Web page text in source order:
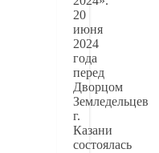
20
июня
2024
года
перед
Дворцом
Земледельцев
г.
Казани
состоялась